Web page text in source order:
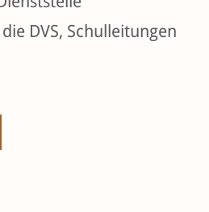
DVS, Schulleitungen